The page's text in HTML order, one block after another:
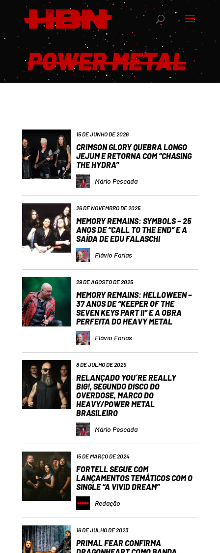
POWER METAL
15 DE JUNHO DE 2026
CRIMSON GLORY QUEBRA LONGO
JEJUM E RETORNA COM “CHASING
THE HYDRA”
Mário Pescada
26 DE NOVEMBRO DE 2025
MEMORY REMAINS: SYMBOLS – 25
ANOS DE “CALL TO THE END” E A
SAÍDA DE EDU FALASCHI
Flávio Farias
29 DE AGOSTO DE 2025
MEMORY REMAINS: HELLOWEEN –
37 ANOS DE “KEEPER OF THE
SEVEN KEYS PART II” E A OBRA
PERFEITA DO HEAVY METAL
Flávio Farias
8 DE JULHO DE 2025
RELANÇADO YOU´RE REALLY
BIG!, SEGUNDO DISCO DO
OVERDOSE, MARCO DO
HEAVY/POWER METAL
BRASILEIRO
Mário Pescada
15 DE MARÇO DE 2024
FORTELL SEGUE COM
LANÇAMENTOS TEMÁTICOS COM O
SINGLE “A VIVID DREAM”
Redação
16 DE JULHO DE 2023
PRIMAL FEAR CONFIRMA